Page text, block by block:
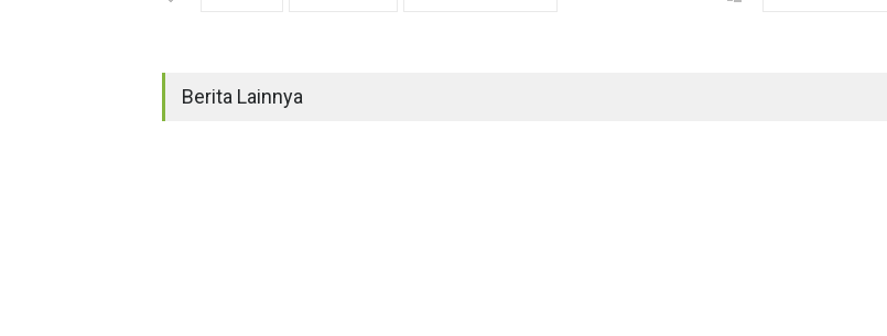
Berita Lainnya